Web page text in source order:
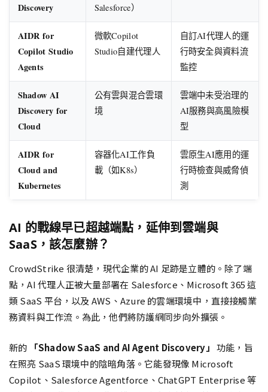
Discovery
Salesforce）
AIDR for
Copilot Studio
Agents
微軟Copilot
Studio自建代理人
自訂AI代理人的運
行時安全與資料流
監控
Shadow AI
Discovery for
Cloud
公有雲與混合雲環
境
雲端中未受治理的
AI服務與高風險模
型
AIDR for
Cloud and
Kubernetes
容器化AI工作負
載（如K8s）
雲原生AI應用的運
行時檢查與威脅偵
測
AI 的戰線早已超越端點，延伸到雲端與
SaaS，該怎麼辦？
CrowdStrike 很清楚，現代企業的 AI 足跡是立體的。除了端
點，AI 代理人正被大量部署在 Salesforce、Microsoft 365 這
類 SaaS 平台，以及 AWS、Azure 的雲端環境中，直接接觸業
務資料與工作流。為此，他們將防護網同步向外擴張。
新的 「Shadow SaaS and AI Agent Discovery」 功能，旨
在照亮 SaaS 環境中的陰暗角落。它能發現像 Microsoft
Copilot、Salesforce Agentforce、ChatGPT Enterprise 等